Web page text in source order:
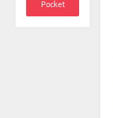
Pocket